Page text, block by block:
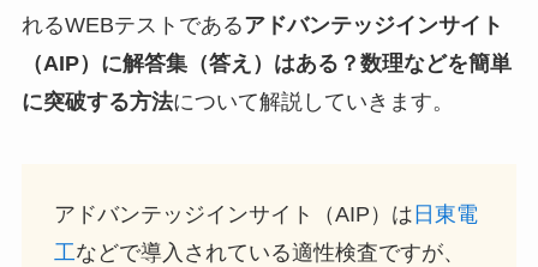
れるWEBテストであるアドバンテッジインサイト
（AIP）に解答集（答え）はある？数理などを簡単
に突破する方法について解説していきます。
アドバンテッジインサイト（AIP）は 日東電
工などで導入されている適性検査ですが、